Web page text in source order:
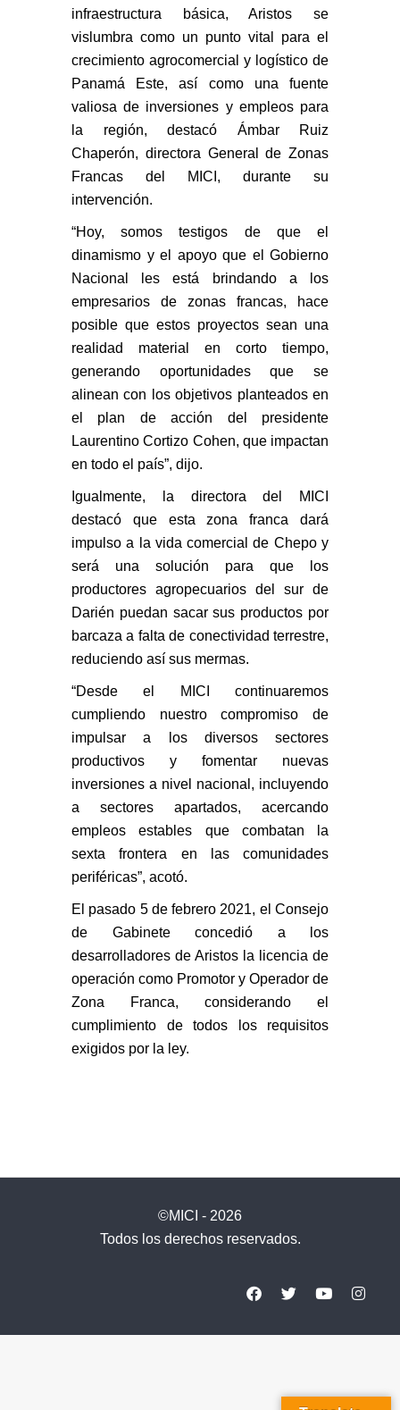
infraestructura básica, Aristos se
vislumbra como un punto vital para el
crecimiento agrocomercial y logístico de
Panamá Este, así como una fuente
valiosa de inversiones y empleos para
la región, destacó Ámbar Ruiz
Chaperón, directora General de Zonas
Francas del MICI, durante su
intervención.
“Hoy, somos testigos de que el
dinamismo y el apoyo que el Gobierno
Nacional les está brindando a los
empresarios de zonas francas, hace
posible que estos proyectos sean una
realidad material en corto tiempo,
generando oportunidades que se
alinean con los objetivos planteados en
el plan de acción del presidente
Laurentino Cortizo Cohen, que impactan
en todo el país”, dijo.
Igualmente, la directora del MICI
destacó que esta zona franca dará
impulso a la vida comercial de Chepo y
será una solución para que los
productores agropecuarios del sur de
Darién puedan sacar sus productos por
barcaza a falta de conectividad terrestre,
reduciendo así sus mermas.
“Desde el MICI continuaremos
cumpliendo nuestro compromiso de
impulsar a los diversos sectores
productivos y fomentar nuevas
inversiones a nivel nacional, incluyendo
a sectores apartados, acercando
empleos estables que combatan la
sexta frontera en las comunidades
periféricas”, acotó.
El pasado 5 de febrero 2021, el Consejo
de Gabinete concedió a los
desarrolladores de Aristos la licencia de
operación como Promotor y Operador de
Zona Franca, considerando el
cumplimiento de todos los requisitos
exigidos por la ley.
©MICI - 2026
Todos los derechos reservados.